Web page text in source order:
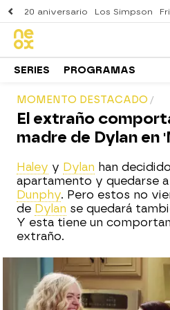
20 aniversario Los Simpson
SERIES PROGRAMAS
MOMENTO DESTACADO
El extraño
madre de Dylan en
Haley y Dylan han
apartamento y quedarse
Dunphy. Pero estos no
de Dylan se quedará
Y esta tiene un
extraño.